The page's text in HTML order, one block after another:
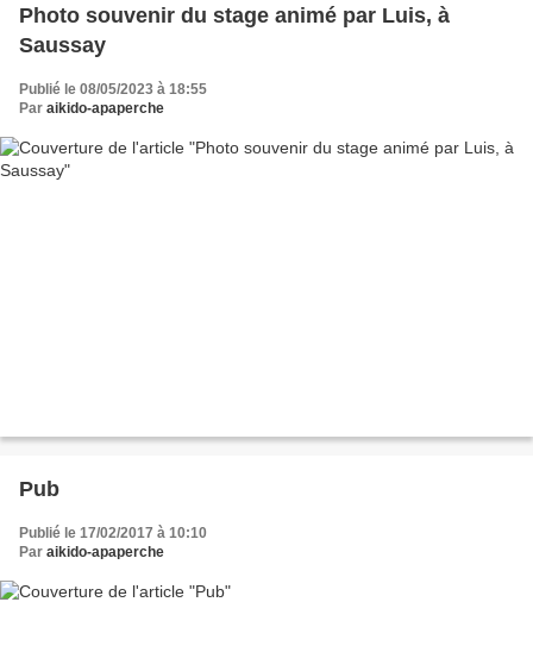
Photo souvenir du stage animé par Luis, à
Saussay
Publié le 08/05/2023 à 18:55
Par aikido-apaperche
Pub
Publié le 17/02/2017 à 10:10
Par aikido-apaperche